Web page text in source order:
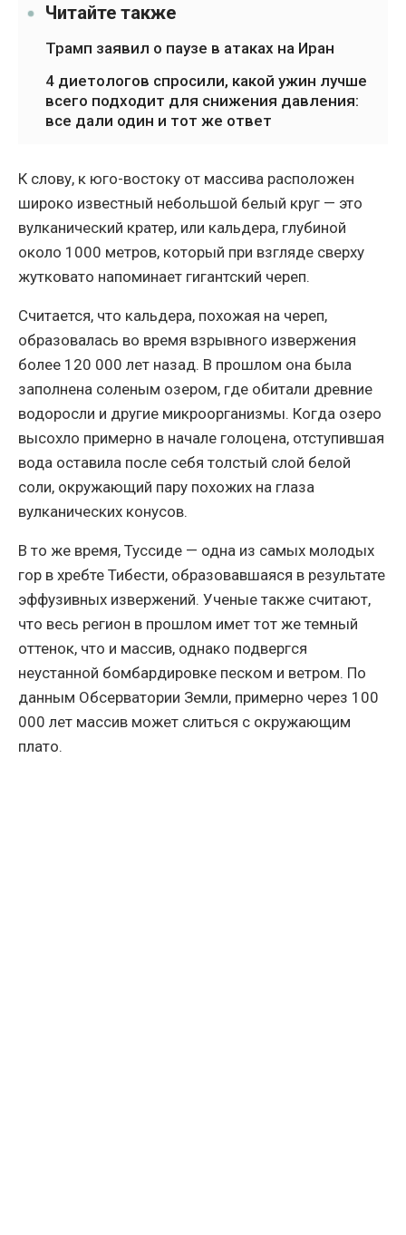
Читайте также
Трамп заявил о паузе в атаках на Иран
4 диетологов спросили, какой ужин лучше
всего подходит для снижения давления:
все дали один и тот же ответ
К слову, к юго-востоку от массива расположен
широко известный небольшой белый круг — это
вулканический кратер, или кальдера, глубиной
около 1000 метров, который при взгляде сверху
жутковато напоминает гигантский череп.
Считается, что кальдера, похожая на череп,
образовалась во время взрывного извержения
более 120 000 лет назад. В прошлом она была
заполнена соленым озером, где обитали древние
водоросли и другие микроорганизмы. Когда озеро
высохло примерно в начале голоцена, отступившая
вода оставила после себя толстый слой белой
соли, окружающий пару похожих на глаза
вулканических конусов.
В то же время, Туссиде — одна из самых молодых
гор в хребте Тибести, образовавшаяся в результате
эффузивных извержений. Ученые также считают,
что весь регион в прошлом имет тот же темный
оттенок, что и массив, однако подвергся
неустанной бомбардировке песком и ветром. По
данным Обсерватории Земли, примерно через 100
000 лет массив может слиться с окружающим
плато.